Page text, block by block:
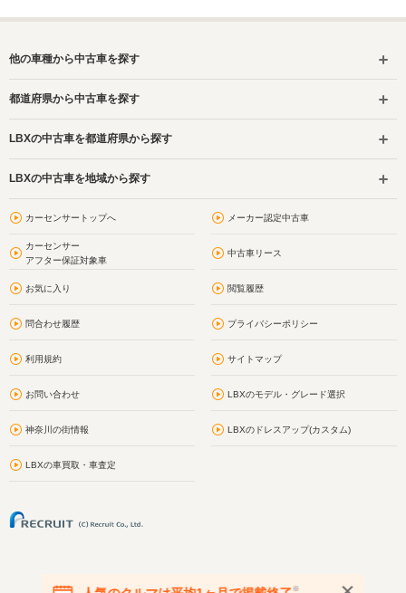
他の車種から中古車を探す
都道府県から中古車を探す
LBXの中古車を都道府県から探す
LBXの中古車を地域から探す
カーセンサートップへ メーカー認定中古車
カーセンサー
アフター保証対象車
中古車リース
お気に入り 閲覧履歴
問合わせ履歴 プライバシーポリシー
利用規約 サイトマップ
お問い合わせ LBXのモデル・グレード選択
神奈川の街情報 LBXのドレスアップ(カスタム)
LBXの車買取・車査定
※